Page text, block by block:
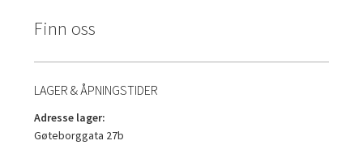
Finn oss
LAGER & ÅPNINGSTIDER
Adresse lager:
Gøteborggata 27b